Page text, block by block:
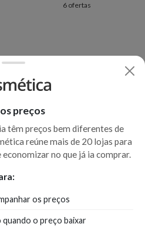
6 ofertas
Economize R$ 78,00 (28%)
A partir de:
preços
têm preços bem diferentes de
reúne mais de 20 lojas para
no que já ia comprar.
os preços
quando o preço baixar